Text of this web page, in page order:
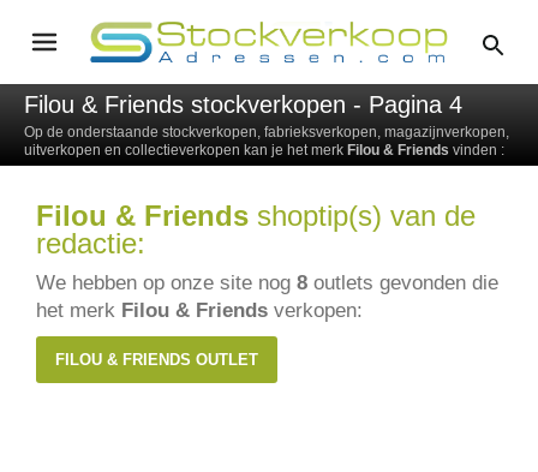
Filou & Friends stockverkopen - Pagina 4
Op de onderstaande stockverkopen, fabrieksverkopen, magazijnverkopen,
uitverkopen en collectieverkopen kan je het merk Filou & Friends vinden :
Filou & Friends shoptip(s) van de
redactie:
We hebben op onze site nog 8 outlets gevonden die
het merk Filou & Friends verkopen:
FILOU & FRIENDS OUTLET